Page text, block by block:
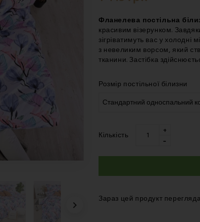

Фланелева постільна
красивим візерунком.
зігріватимуть вас у холодні
з невеликим ворсом, який
тканини. Застібка
Розмір постільної білизни
Кількість +
-
Зараз цей продукт